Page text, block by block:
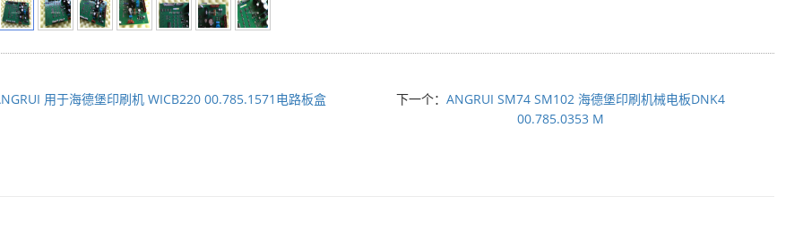
用于海德堡印刷机 WICB220 00.785.1571电路板盒 下一个：ANGRUI SM74 SM102 海德堡印刷机械电板DNK4
00.785.0353 M